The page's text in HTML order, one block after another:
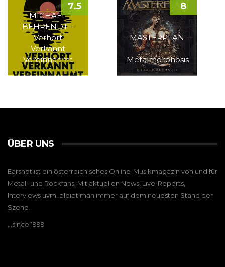
MICHAEL
BEHRENDT –
Verhört
Verkannt
Vereinnahmt
7.5
MASTERPLAN
–
Metalmorphosis
8
ÜBER UNS
Earshot ist ein österreichisches Online-Musikmagazin von und für
Metal- und Rockfans. Mit aktuellen News, Live-Reports,
Interviews uvm. bleibt man immer auf dem neuesten Stand der
Szene.
…since 1999